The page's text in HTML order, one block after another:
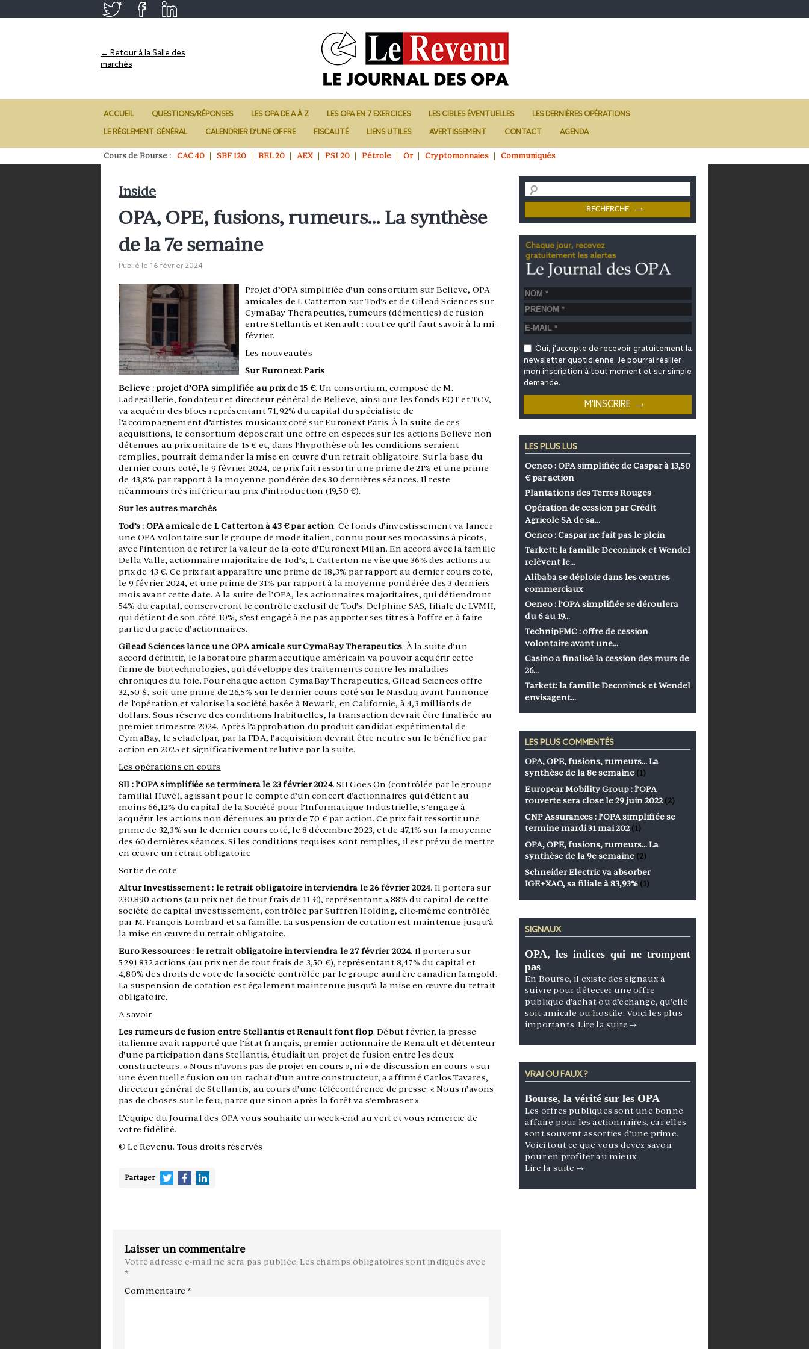
← Retour à la Salle des
marchés
ACCUEIL QUESTIONS/RÉPONSES LES OPA DE A À Z LES OPA EN 7 EXERCICES LES CIBLES ÉVENTUELLES LES DERNIÈRES OPÉRATIONS
LE RÈGLEMENT GÉNÉRAL CALENDRIER D’UNE OFFRE FISCALITÉ LIENS UTILES AVERTISSEMENT CONTACT AGENDA
Cours de Bourse : CAC 40 SBF 120 BEL 20 AEX PSI 20 Pétrole Or Cryptomonnaies Communiqués
Inside
OPA, OPE, fusions, rumeurs… La synthèse
de la 7e semaine
Publié le 16 février 2024
Projet d’OPA simplifiée d’un consortium sur Believe, OPA
amicales de L Catterton sur Tod’s et de Gilead Sciences sur
CymaBay Therapeutics, rumeurs (démenties) de fusion
entre Stellantis et Renault : tout ce qu’il faut savoir à la mi-
février.
Les nouveautés
Sur Euronext Paris
Believe : projet d’OPA simplifiée au prix de 15 €. Un consortium, composé de M.
Ladegaillerie, fondateur et directeur général de Believe, ainsi que les fonds EQT et TCV,
va acquérir des blocs représentant 71,92% du capital du spécialiste de
l’accompagnement d’artistes musicaux coté sur Euronext Paris. À la suite de ces
acquisitions, le consortium déposerait une offre en espèces sur les actions Believe non
détenues au prix unitaire de 15 € et, dans l’hypothèse où les conditions seraient
remplies, pourrait demander la mise en œuvre d’un retrait obligatoire. Sur la base du
dernier cours coté, le 9 février 2024, ce prix fait ressortir une prime de 21% et une prime
de 43,8% par rapport à la moyenne pondérée des 30 dernières séances. Il reste
néanmoins très inférieur au prix d’introduction (19,50 €).
Sur les autres marchés
Tod’s : OPA amicale de L Catterton à 43 € par action. Ce fonds d’investissement va lancer
une OPA volontaire sur le groupe de mode italien, connu pour ses mocassins à picots,
avec l’intention de retirer la valeur de la cote d’Euronext Milan. En accord avec la famille
Della Valle, actionnaire majoritaire de Tod’s, L Catterton ne vise que 36% des actions au
prix de 43 €. Ce prix fait apparaître une prime de 18,3% par rapport au dernier cours coté,
le 9 février 2024, et une prime de 31% par rapport à la moyenne pondérée des 3 derniers
mois avant cette date. A la suite de l’OPA, les actionnaires majoritaires, qui détiendront
54% du capital, conserveront le contrôle exclusif de Tod’s. Delphine SAS, filiale de LVMH,
qui détient de son côté 10%, s’est engagé à ne pas apporter ses titres à l’offre et à faire
partie du pacte d’actionnaires.
Gilead Sciences lance une OPA amicale sur CymaBay Therapeutics. À la suite d’un
accord définitif, le laboratoire pharmaceutique américain va pouvoir acquérir cette
firme de biotechnologies, qui développe des traitements contre les maladies
chroniques du foie. Pour chaque action CymaBay Therapeutics, Gilead Sciences offre
32,50 $, soit une prime de 26,5% sur le dernier cours coté sur le Nasdaq avant l’annonce
de l’opération et valorise la société basée à Newark, en Californie, à 4,3 milliards de
dollars. Sous réserve des conditions habituelles, la transaction devrait être finalisée au
premier trimestre 2024. Après l’approbation du produit candidat expérimental de
CymaBay, le seladelpar, par la FDA, l’acquisition devrait être neutre sur le bénéfice par
action en 2025 et significativement relutive par la suite.
Les opérations en cours
SII : l’OPA simplifiée se terminera le 23 février 2024. SII Goes On (contrôlée par le groupe
familial Huvé), agissant pour le compte d’un concert d’actionnaires qui détient au
moins 66,12% du capital de la Société pour l’Informatique Industrielle, s’engage à
acquérir les actions non détenues au prix de 70 € par action. Ce prix fait ressortir une
prime de 32,3% sur le dernier cours coté, le 8 décembre 2023, et de 47,1% sur la moyenne
des 60 dernières séances. Si les conditions requises sont remplies, il est prévu de mettre
en œuvre un retrait obligatoire
Sortie de cote
Altur Investissement : le retrait obligatoire interviendra le 26 février 2024. Il portera sur
230.890 actions (au prix net de tout frais de 11 €), représentant 5,88% du capital de cette
société de capital investissement, contrôlée par Suffren Holding, elle-même contrôlée
par M. François Lombard et sa famille. La suspension de cotation est maintenue jusqu’à
la mise en œuvre du retrait obligatoire.
Euro Ressources : le retrait obligatoire interviendra le 27 février 2024. Il portera sur
5.291.832 actions (au prix net de tout frais de 3,50 €), représentant 8,47% du capital et
4,80% des droits de vote de la société contrôlée par le groupe aurifère canadien Iamgold.
La suspension de cotation est également maintenue jusqu’à la mise en œuvre du retrait
obligatoire.
A savoir
Les rumeurs de fusion entre Stellantis et Renault font flop. Début février, la presse
italienne avait rapporté que l’État français, premier actionnaire de Renault et détenteur
d’une participation dans Stellantis, étudiait un projet de fusion entre les deux
constructeurs. « Nous n’avons pas de projet en cours », ni « de discussion en cours » sur
une éventuelle fusion ou un rachat d’un autre constructeur, a affirmé Carlos Tavares,
directeur général de Stellantis, au cours d’une téléconférence de presse. « Nous n’avons
pas de choses sur le feu, parce que sinon après la forêt va s’embraser ».
L’équipe du Journal des OPA vous souhaite un week-end au vert et vous remercie de
votre fidélité.
© Le Revenu. Tous droits réservés
Partager
Laisser un commentaire
Votre adresse e-mail ne sera pas publiée. Les champs obligatoires sont indiqués avec
*
Commentaire*
Oui, j'accepte de recevoir gratuitement la
newsletter quotidienne. Je pourrai résilier
mon inscription à tout moment et sur simple
demande.
LES PLUS LUS
Oeneo : OPA simplifiée de Caspar à 13,50
€ par action
Plantations des Terres Rouges
Opération de cession par Crédit
Agricole SA de sa…
Oeneo : Caspar ne fait pas le plein
Tarkett: la famille Deconinck et Wendel
relèvent le…
Alibaba se déploie dans les centres
commerciaux
Oeneo : l’OPA simplifiée se déroulera
du 6 au 19…
TechnipFMC : offre de cession
volontaire avant une…
Casino a finalisé la cession des murs de
26…
Tarkett: la famille Deconinck et Wendel
envisagent…
LES PLUS COMMENTÉS
OPA, OPE, fusions, rumeurs… La
synthèse de la 8e semaine (1)
Europcar Mobility Group : l’OPA
rouverte sera close le 29 juin 2022 (2)
CNP Assurances : l’OPA simplifiée se
termine mardi 31 mai 202 (1)
OPA, OPE, fusions, rumeurs… La
synthèse de la 9e semaine (2)
Schneider Electric va absorber
IGE+XAO, sa filiale à 83,93% (1)
SIGNAUX
OPA, les indices qui ne trompent
pas
En Bourse, il existe des signaux à
suivre pour détecter une offre
publique d’achat ou d’échange, qu’elle
soit amicale ou hostile. Voici les plus
importants.Lire la suite →
VRAI OU FAUX ?
Bourse, la vérité sur les OPA
Les offres publiques sont une bonne
affaire pour les actionnaires, car elles
sont souvent assorties d’une prime.
Voici tout ce que vous devez savoir
pour en profiter au mieux.
Lire la suite →